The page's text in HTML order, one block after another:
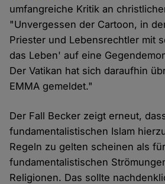
umfangreiche Kritik an
"Unvergessen der Cartoon, in
Priester und Lebensrechtler mit
das Leben' auf eine
Der Vatikan hat sich daraufhin
EMMA gemeldet."
Der Fall Becker zeigt erneut,
fundamentalistischen Islam
Regeln zu gelten scheinen als
fundamentalistischen
Religionen. Das sollte